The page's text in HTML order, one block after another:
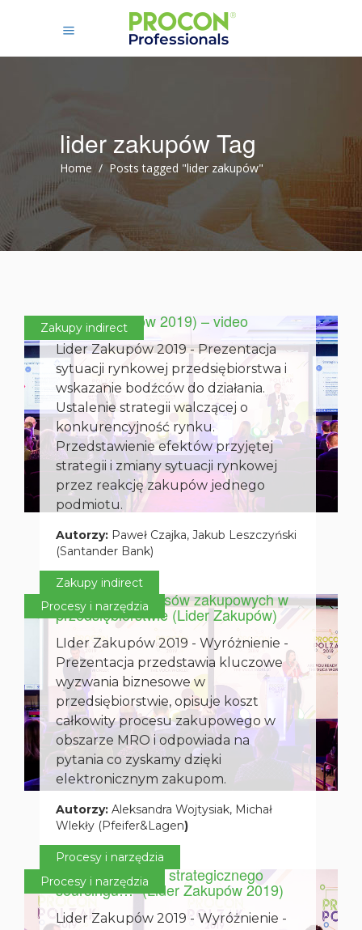
lider zakupów Tag
Home /Posts tagged "lider zakupów"
Zakupy indirect
Zakupy indirect
(Lider Zakupów 2019) – video
Lider Zakupów 2019 - Prezentacja
sytuacji rynkowej przedsiębiorstwa i
wskazanie bodźców do działania.
Ustalenie strategii walczącej o
konkurencyjność rynku.
Przedstawienie efektów przyjętej
strategii i zmiany sytuacji rynkowej
przez reakcję zakupów jednego
podmiotu.
Autorzy: Paweł Czajka, Jakub Leszczyński
(Santander Bank)
Procesy i narzędzia
Procesy i narzędzia
22 października 2019
E-katalogi kluczem do sprawnych i
wydajnych procesów zakupowych w
przedsiębiorstwie (Lider Zakupów)
LIder Zakupów 2019 - Wyróżnienie -
Prezentacja przedstawia kluczowe
wyzwania biznesowe w
przedsiębiorstwie, opisuje koszt
całkowity procesu zakupowego w
obszarze MRO i odpowiada na
pytania co zyskamy dzięki
elektronicznym zakupom.
Autorzy: Aleksandra Wojtysiak, Michał
Wlekły (Pfeifer&Lagen)
Procesy i narzędzia
22 października 2019
Transformacja Działu Zakupów „Od
supermarketu do strategicznego
sourcingu…” (Lider Zakupów 2019)
Lider Zakupów 2019 - Wyróżnienie -